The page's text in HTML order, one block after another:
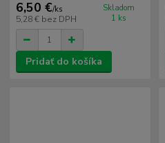
6,50 €/ks
5,28 € bez DPH
Skladom
1 ks
Pridať do košíka